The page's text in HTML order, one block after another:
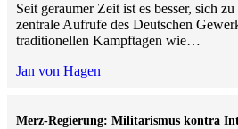
Seit geraumer Zeit ist es besser, sich
zentrale Aufrufe des Deutschen
traditionellen Kampftagen wie…
Jan von Hagen
Merz-Regierung: Militarismus kontra